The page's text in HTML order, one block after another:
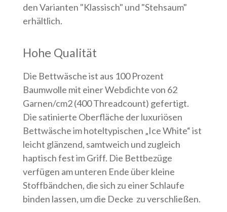
den Varianten "Klassisch" und "Stehsaum"
erhältlich.
Hohe Qualität
Die Bettwäsche ist aus 100 Prozent
Baumwolle mit einer Webdichte von 62
Garnen/cm2 (400 Threadcount) gefertigt.
Die satinierte Oberfläche der luxuriösen
Bettwäsche im hoteltypischen „Ice White“ ist
leicht glänzend, samtweich und zugleich
haptisch fest im Griff. Die Bettbezüge
verfügen am unteren Ende über kleine
Stoffbändchen, die sich zu einer Schlaufe
binden lassen, um die Decke zu verschließen.